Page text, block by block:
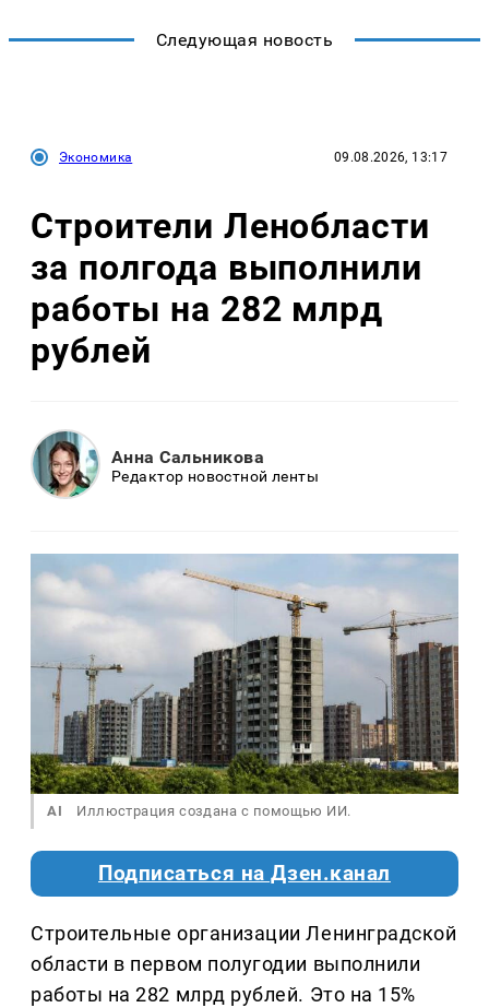
Следующая новость
Экономика 09.08.2026, 13:17
Строители Ленобласти
за полгода выполнили
работы на 282 млрд
рублей
Анна Сальникова
Редактор новостной ленты
AI Иллюстрация создана с помощью ИИ.
Подписаться на Дзен.канал
Строительные организации Ленинградской
области в первом полугодии выполнили
работы на 282 млрд рублей. Это на 15%